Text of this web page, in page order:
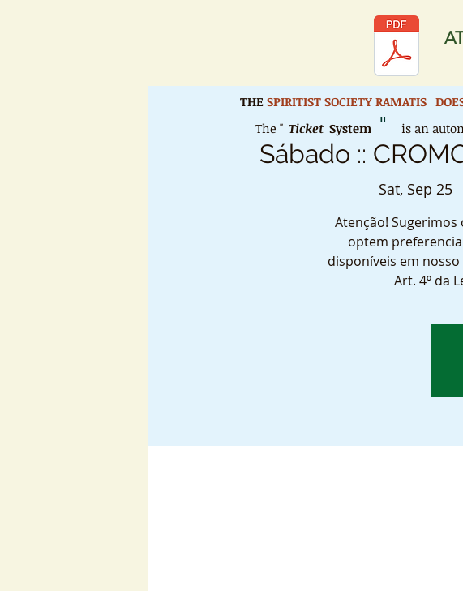
Sábado ::
Sat, Sep 25
Atenção! Sugerimos
optem
disponíveis em
Art. 4º da
THE SPIRITIST SOCIETY RAMATIS
The " Ticket System " is an